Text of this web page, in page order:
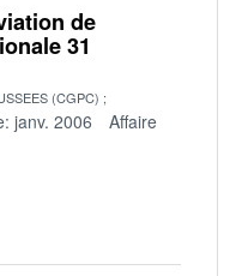
de
31
(CGPC)
janv. 2006
Affaire